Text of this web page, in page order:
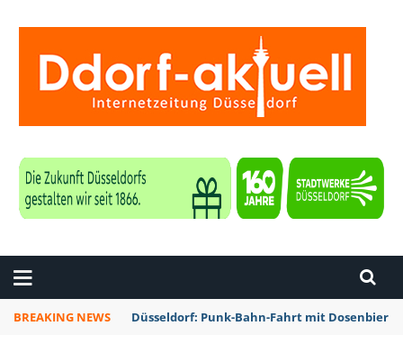
BREAKING NEWS Düsseldorf: Punk-Bahn-Fahrt mit Dosenbier